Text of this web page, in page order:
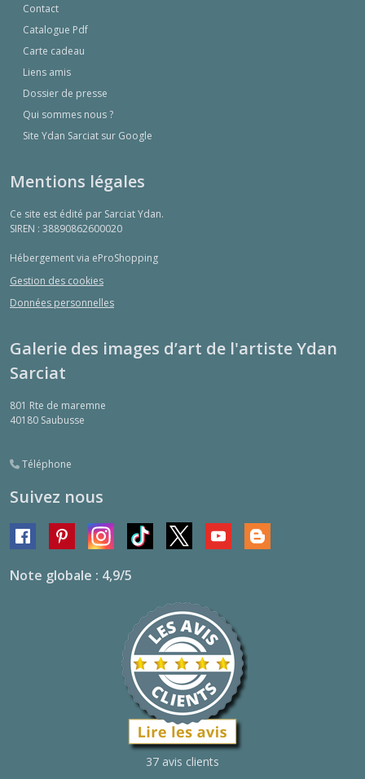
Contact
Catalogue Pdf
Carte cadeau
Liens amis
Dossier de presse
Qui sommes nous ?
Site Ydan Sarciat sur Google
Mentions légales
Ce site est édité par Sarciat Ydan.
SIREN : 38890862600020
Hébergement via eProShopping
Gestion des cookies
Données personnelles
Galerie des images d’art de l'artiste Ydan
Sarciat
801 Rte de maremne
40180 Saubusse
Téléphone
Suivez nous
Note globale : 4,9/5
37 avis clients